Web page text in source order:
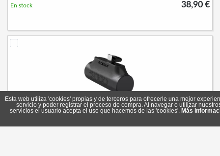
38,90 €
En stock
Referencia: PBC5000BK
Esta web utiliza 'cookies' propias y de terceros para ofrecerle una mejor
servicio y poder registrar el proceso de compra. Al navegar o utilizar
servicios el usuario acepta el uso que hacemos de las 'cookies'. Más